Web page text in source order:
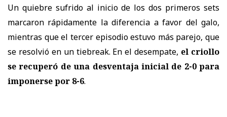
Un quiebre sufrido al inicio de los dos primeros sets
marcaron rápidamente la diferencia a favor del galo,
mientras que el tercer episodio estuvo más parejo, que
se resolvió en un tiebreak. En el desempate, el criollo
se recuperó de una desventaja inicial de 2-0 para
imponerse por 8-6.